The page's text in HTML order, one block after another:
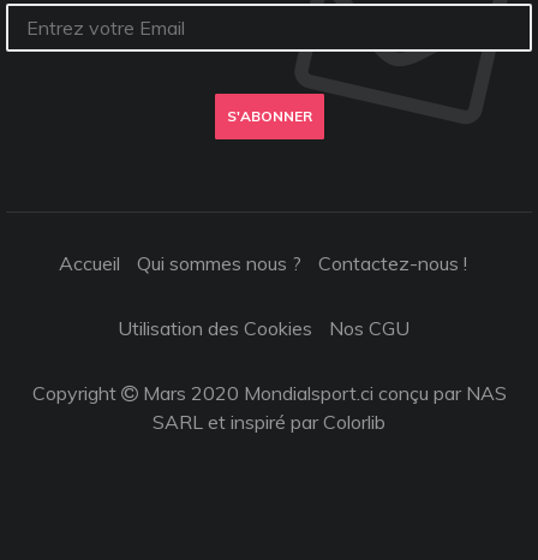
S'ABONNER
Accueil Qui sommes nous ? Contactez-nous !
Utilisation des Cookies Nos CGU
Copyright
Mars 2020 Mondialsport.ci conçu par NAS
SARL et inspiré parColorlib